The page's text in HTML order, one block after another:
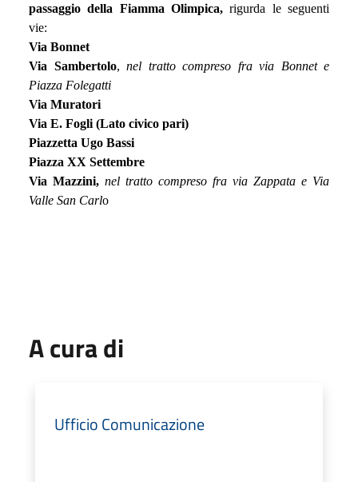
passaggio della Fiamma Olimpica,rigurda le seguenti
vie:
Via Bonnet
Via Sambertolo, nel tratto compreso fra via Bonnet e
Piazza Folegatti
Via Muratori
Via E. Fogli (Lato civico pari)
Piazzetta Ugo Bassi
Piazza XX Settembre
Via Mazzini, nel tratto compreso fra via Zappata e Via
Valle San Carlo
A cura di
Ufficio Comunicazione